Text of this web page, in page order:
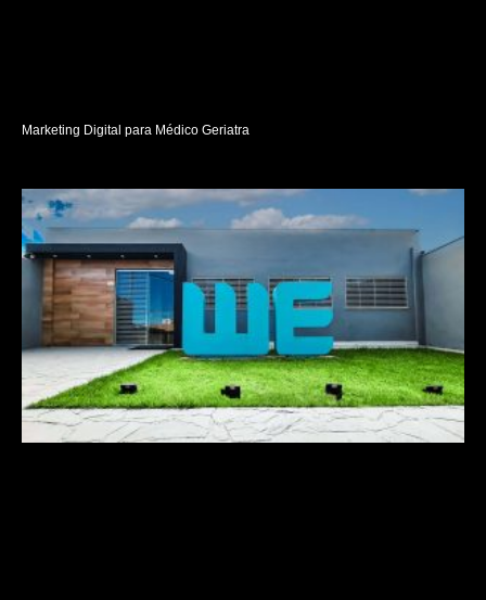
Marketing Digital para Médico Geriatra